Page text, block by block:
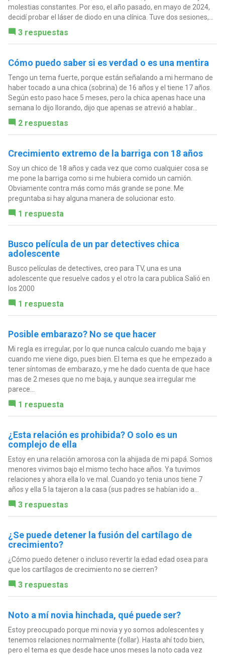
molestias constantes. Por eso, el año pasado, en mayo de 2024,
decidí probar el láser de diodo en una clínica. Tuve dos sesiones,...
3 respuestas
Cómo puedo saber si es verdad o es una mentira
Tengo un tema fuerte, porque están señalando a mi hermano de
haber tocado a una chica (sobrina) de 16 años y el tiene 17 años.
Según esto paso hace 5 meses, pero la chica apenas hace una
semana lo dijo llorando, dijo que apenas se atrevió a hablar...
2 respuestas
Crecimiento extremo de la barriga con 18 años
Soy un chico de 18 años y cada vez que como cualquier cosa se
me pone la barriga como si me hubiera comido un camión.
Obviamente contra más como más grande se pone. Me
preguntaba si hay alguna manera de solucionar esto.
1 respuesta
Busco película de un par detectives chica
adolescente
Busco películas de detectives, creo para TV, una es una
adolescente que resuelve cados y el otro la cara publica Salió en
los 2000
1 respuesta
Posible embarazo? No se que hacer
Mi regla es irregular, por lo que nunca calculo cuando me baja y
cuando me viene digo, pues bien. El tema es que he empezado a
tener síntomas de embarazo, y me he dado cuenta de que hace
mas de 2 meses que no me baja, y aunque sea irregular me
parece...
1 respuesta
¿Esta relación es prohibida? O solo es un
complejo de ella
Estoy en una relación amorosa con la ahijada de mi papá. Somos
menores vivimos bajo el mismo techo hace años. Ya tuvimos
relaciones y ahora ella lo ve mal. Cuando yo tenia unos tiene 7
años y ella 5 la tajeron a la casa (sus padres se habían ido a...
3 respuestas
¿Se puede detener la fusión del cartílago de
crecimiento?
¿Cómo puedo detener o incluso revertir la edad edad osea para
que los cartílagos de crecimiento no se cierren?
3 respuestas
Noto a mí novia hinchada, qué puede ser?
Estoy preocupado porque mi novia y yo somos adolescentes y
tenemos relaciones normalmente (follar). Hasta ahí todo bien,
pero el tema es que desde hace unos meses la noto cada vez